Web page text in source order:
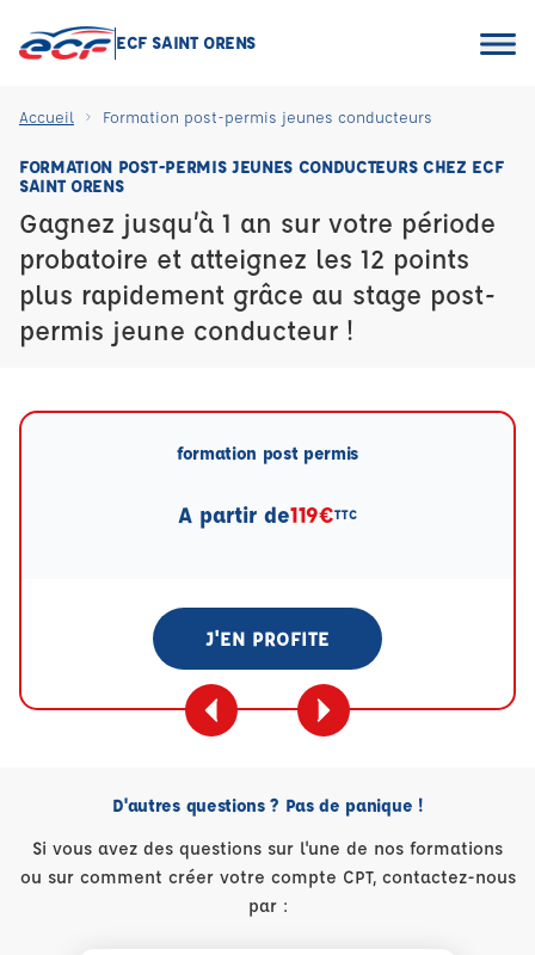
ECF SAINT ORENS
Accueil Formation post-permis jeunes conducteurs
FORMATION POST-PERMIS JEUNES CONDUCTEURS CHEZ ECF
SAINT ORENS
Gagnez jusqu’à 1 an sur votre période
probatoire et atteignez les 12 points
plus rapidement grâce au stage post-
permis jeune conducteur !
formation post permis
A partir de119€TTC
J'EN PROFITE
D'autres questions ? Pas de panique !
Si vous avez des questions sur l'une de nos formations
ou sur comment créer votre compte CPT, contactez-nous
par :